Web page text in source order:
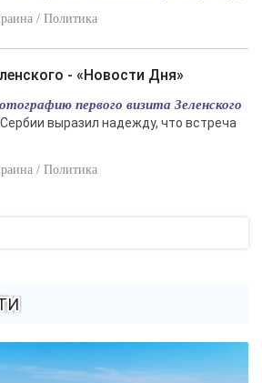
/ Политика
- «Новости Дня»
первого визита Зеленского
выразил надежду, что встреча
/ Политика